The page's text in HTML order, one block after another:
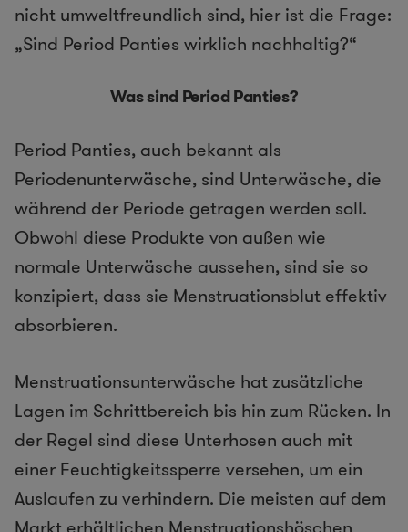
nicht umweltfreundlich sind, hier ist die Frage:
„Sind Period Panties wirklich nachhaltig?“
Was sind PeriodPanties?
Period Panties, auch bekannt als
Periodenunterwäsche, sind Unterwäsche, die
während der Periode getragen werden soll.
Obwohl diese Produkte von außen wie
normale Unterwäsche aussehen, sind sie so
konzipiert, dass sie Menstruationsblut effektiv
absorbieren.
Menstruationsunterwäsche hat zusätzliche
Lagen im Schrittbereich bis hin zum Rücken. In
der Regel sind diese Unterhosen auch mit
einer Feuchtigkeitssperre versehen, um ein
Auslaufen zu verhindern. Die meisten auf dem